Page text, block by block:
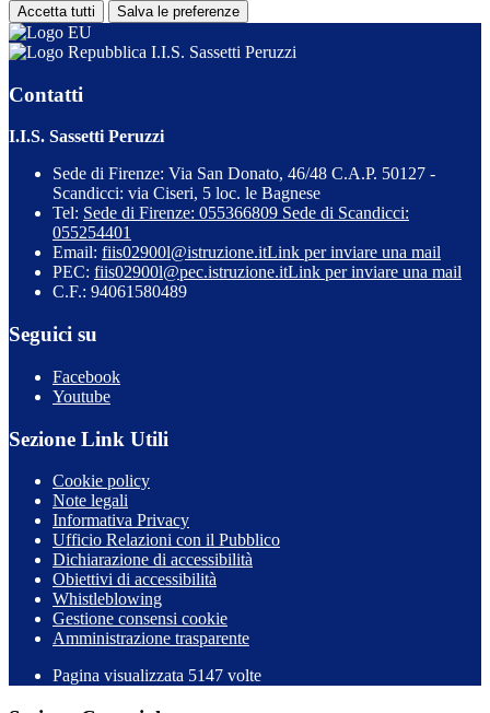
Accetta tutti Salva le preferenze
I.I.S. Sassetti Peruzzi
Contatti
I.I.S. Sassetti Peruzzi
Sede di Firenze: Via San Donato, 46/48 C.A.P. 50127 -
Scandicci: via Ciseri, 5 loc. le Bagnese
Tel: Sede di Firenze: 055366809 Sede di Scandicci:
055254401
Email: fiis02900l@istruzione.itLink per inviare una mail
PEC: fiis02900l@pec.istruzione.itLink per inviare una mail
C.F.: 94061580489
Seguici su
Facebook
Youtube
Sezione Link Utili
Cookie policy
Note legali
Informativa Privacy
Ufficio Relazioni con il Pubblico
Dichiarazione di accessibilità
Obiettivi di accessibilità
Whistleblowing
Gestione consensi cookie
Amministrazione trasparente
Pagina visualizzata 5147 volte